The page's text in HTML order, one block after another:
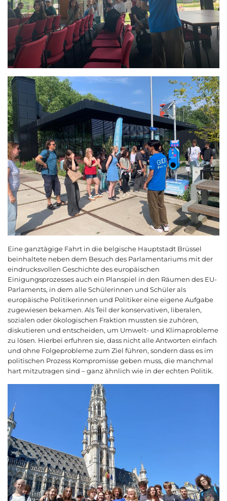
Eine ganztägige Fahrt in die belgische Hauptstadt Brüssel
beinhaltete neben dem Besuch des Parlamentariums mit der
eindrucksvollen Geschichte des europäischen
Einigungsprozesses auch ein Planspiel in den Räumen des EU-
Parlaments, in dem alle Schülerinnen und Schüler als
europäische Politikerinnen und Politiker eine eigene Aufgabe
zugewiesen bekamen. Als Teil der konservativen, liberalen,
sozialen oder ökologischen Fraktion mussten sie zuhören,
diskutieren und entscheiden, um Umwelt- und Klimaprobleme
zu lösen. Hierbei erfuhren sie, dass nicht alle Antworten einfach
und ohne Folgeprobleme zum Ziel führen, sondern dass es im
politischen Prozess Kompromisse geben muss, die manchmal
hart mitzutragen sind – ganz ähnlich wie in der echten Politik.